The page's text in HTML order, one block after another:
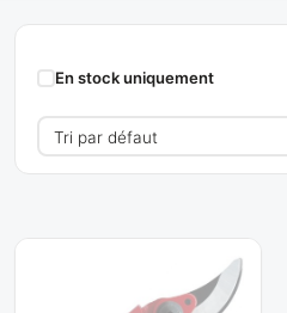
Sécateurs
Jardin
En stock uniquement